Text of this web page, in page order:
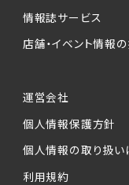
情報誌サービス
店舗・イベント情報
運営会社
個人情報保護方針
個人情報の取り扱い
利用規約